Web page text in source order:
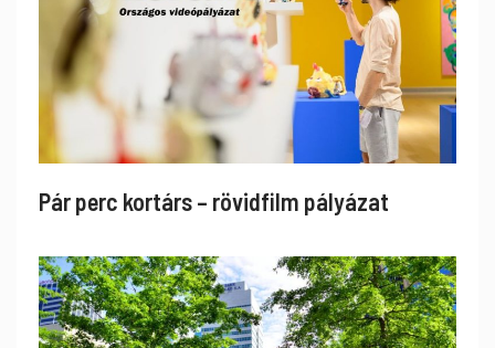
Pár perc kortárs – rövidfilm pályázat